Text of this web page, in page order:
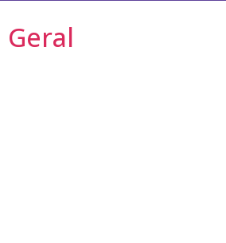
Geral